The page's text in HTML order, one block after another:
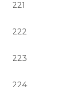
221
222
223
224